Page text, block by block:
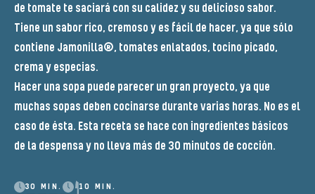
de tomate te saciará con su calidez y su delicioso sabor.
Tiene un sabor rico, cremoso y es fácil de hacer, ya que sólo
contiene Jamonilla®, tomates enlatados, tocino picado,
crema y especias.
Hacer una sopa puede parecer un gran proyecto, ya que
muchas sopas deben cocinarse durante varias horas. No es el
caso de ésta. Esta receta se hace con ingredientes básicos
de la despensa y no lleva más de 30 minutos de cocción.
30 MIN. 10 MIN.